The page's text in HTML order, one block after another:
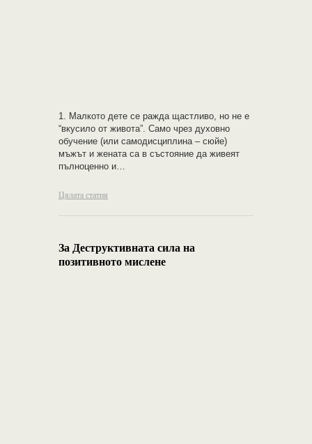
1. Малкото дете се ражда щастливо, но не е
“вкусило от живота”. Само чрез духовно
обучение (или самодисциплина – сюйе)
мъжът и жената са в състояние да живеят
пълноценно и…
Цялата статия
За Деструктивната сила на
позитивното мислене